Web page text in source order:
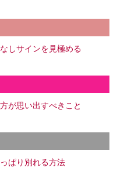
しサインを見極める
が思い出すべきこと
ぱり別れる方法